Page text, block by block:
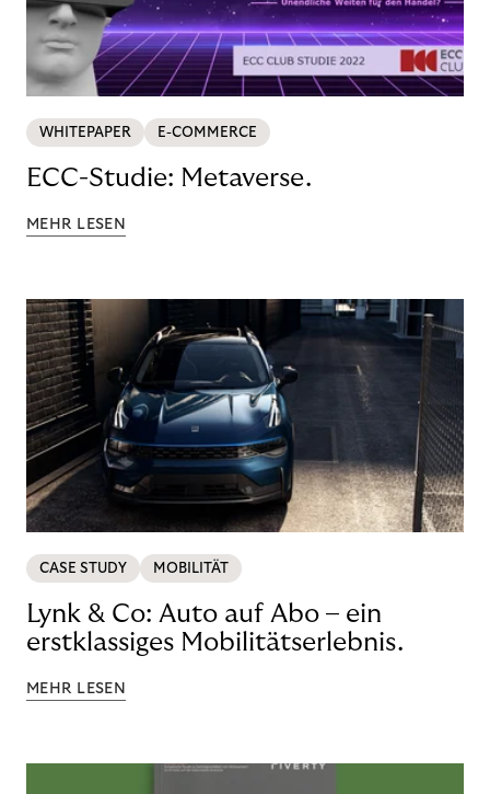
WHITEPAPER E-COMMERCE
ECC-Studie: Metaverse.
MEHR LESEN
CASE STUDY MOBILITÄT
Lynk & Co: Auto auf Abo – ein
erstklassiges Mobilitätserlebnis.
MEHR LESEN